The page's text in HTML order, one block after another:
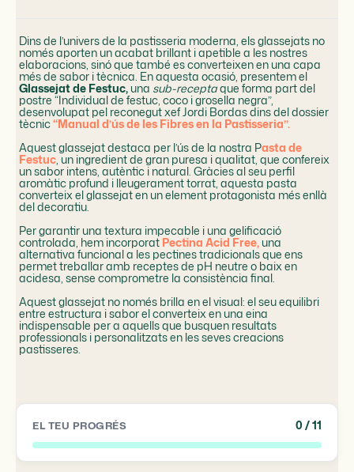
Dins de l’univers de la pastisseria moderna, els glassejats no
només aporten un acabat brillant i apetible a les nostres
elaboracions, sinó que també es converteixen en una capa
més de sabor i tècnica. En aquesta ocasió, presentem el
Glassejat de Festuc, una sub-receptaque forma part del
postre “Individual de festuc, coco i grosella negra”,
desenvolupat pel reconegut xef Jordi Bordas dins del dossier
tècnic“Manual d’ús de les Fibres en la Pastisseria”.
Aquest glassejat destaca per l’ús de la nostra Pasta de
Festuc, un ingredient de gran puresa i qualitat, que confereix
un sabor intens, autèntic i natural. Gràcies al seu perfil
aromàtic profund i lleugerament torrat, aquesta pasta
converteix el glassejat en un element protagonista més enllà
del decoratiu.
Per garantir una textura impecable i una gelificació
controlada, hem incorporat Pectina Acid Free, una
alternativa funcional a les pectines tradicionals que ens
permet treballar amb receptes de pH neutre o baix en
acidesa, sense comprometre la consistència final.
Aquest glassejat no només brilla en el visual: el seu equilibri
entre estructura i sabor el converteix en una eina
indispensable per a aquells que busquen resultats
professionals i personalitzats en les seves creacions
pastisseres.
EL TEU PROGRÉS 0 / 11